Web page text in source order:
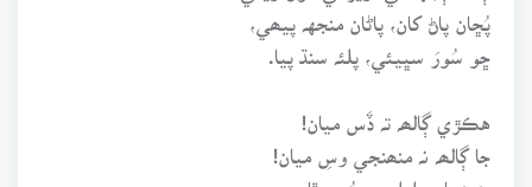
پُڇان پاڻ کان، پاڻان منجهہ پيھي،
ڇو سُورَ سڀيئي، پلئہ سنڌ پيا.
هڪڙي ڳالھہ تہ ڏَس ميان!
جا ڳالھہ نہ منھنجي وسِ ميان!
پنھنجا، پراوا سڀ پُڇن ٿا،